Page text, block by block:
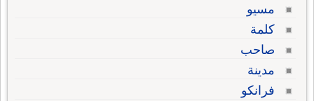
مسيو
كلمة
صاحب
مدينة
فرانكو